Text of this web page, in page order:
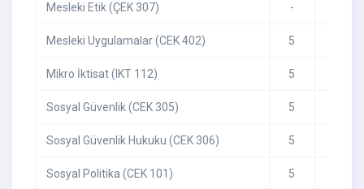
Mesleki Etik (ÇEK 307) -
Mesleki Uygulamalar (CEK 402) 5
Mikro İktisat (IKT 112) 5
Sosyal Güvenlik (CEK 305) 5
Sosyal Güvenlik Hukuku (CEK 306) 5
Sosyal Politika (CEK 101) 5